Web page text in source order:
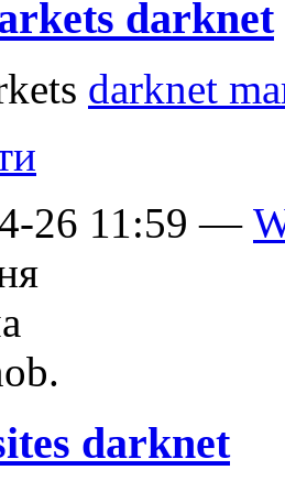
darknet
darknet
26 11:59 —
darknet